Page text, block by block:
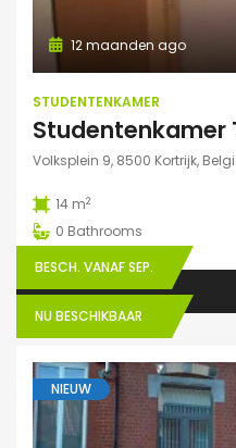
12 maanden ago
STUDENTENKAMER
Studentenkamer
Volksplein 9, 8500 Kortrijk,
14 m2
0 Bathrooms
BESCH. VANAF SEP.
NU BESCHIKBAAR
NIEUW